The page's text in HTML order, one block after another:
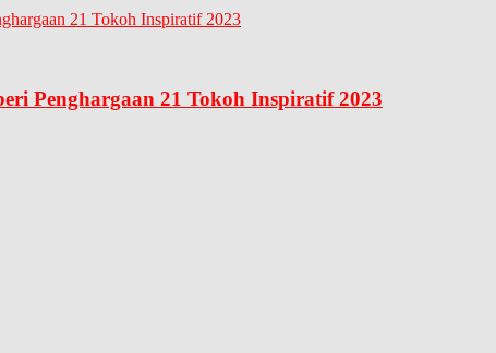
Penghargaan 21 Tokoh Inspiratif 2023